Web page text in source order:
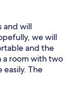
and will
we will
and the
a room with two
The
you
fridge &